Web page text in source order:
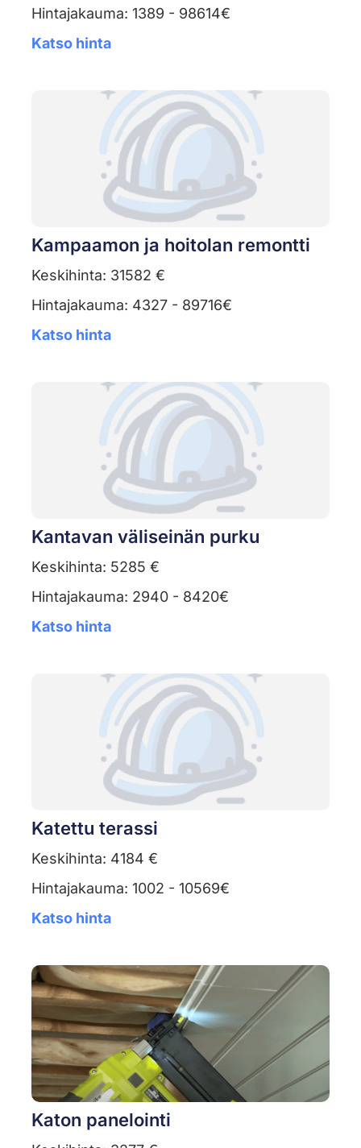
Hintajakauma: 1389 - 98614€
Katso hinta
Kampaamon ja hoitolan remontti
Keskihinta: 31582 €
Hintajakauma: 4327 - 89716€
Katso hinta
Kantavan väliseinän purku
Keskihinta: 5285 €
Hintajakauma: 2940 - 8420€
Katso hinta
Katettu terassi
Keskihinta: 4184 €
Hintajakauma: 1002 - 10569€
Katso hinta
Katon panelointi